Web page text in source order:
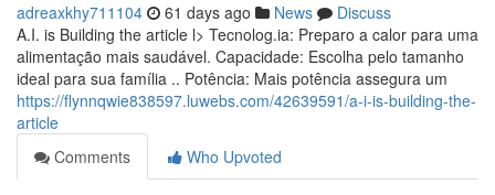
adreaxkhy711104 61 days ago News
Discuss
A.I. is Building the article l> Tecnolog.ia: Preparo a calor para uma
alimentação mais saudável. Capacidade: Escolha pelo tamanho
ideal para sua família .. Potência: Mais potência assegura um
https://flynnqwie838597.luwebs.com/42639591/a-i-is-building-the-
article
Comments
Who Upvoted